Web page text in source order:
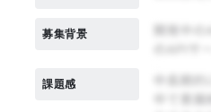
募集背景
課題感